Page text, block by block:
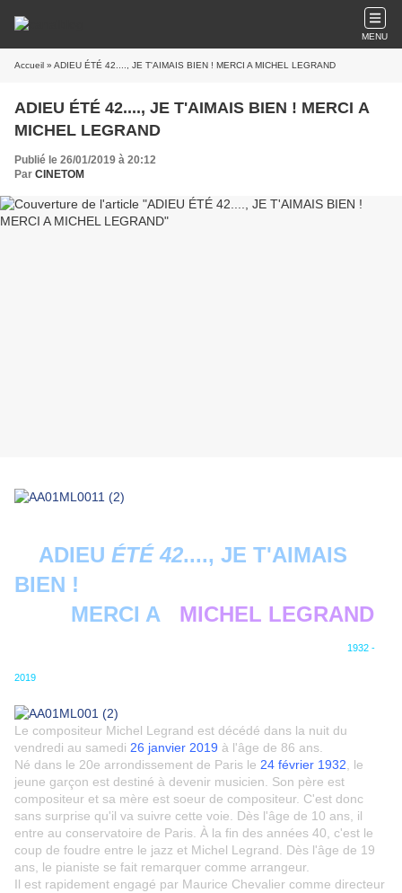
MENU
Accueil » ADIEU ÉTÉ 42...., JE T'AIMAIS BIEN ! MERCI A MICHEL LEGRAND
ADIEU ÉTÉ 42...., JE T'AIMAIS BIEN ! MERCI A
MICHEL LEGRAND
Publié le 26/01/2019 à 20:12
Par CINETOM
ADIEU ÉTÉ 42...., JE T'AIMAIS
BIEN !
MERCI A
MICHEL LEGRAND
1932 -
2019
Le compositeur Michel Legrand est décédé dans la nuit du
vendredi au samedi 26 janvier 2019 à l'âge de 86 ans.
Né dans le 20e arrondissement de Paris le 24 février 1932 , le
jeune garçon est destiné à devenir musicien. Son père est
compositeur et sa mère est soeur de compositeur. C'est donc
sans surprise qu'il va suivre cette voie. Dès l'âge de 10 ans, il
entre au conservatoire de Paris. À la fin des années 40, c'est le
coup de foudre entre le jazz et Michel Legrand. Dès l'âge de 19
ans, le pianiste se fait remarquer comme arrangeur.
Il est rapidement engagé par Maurice Chevalier comme directeur